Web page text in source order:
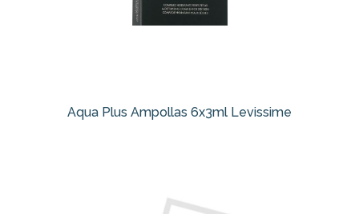
Aqua Plus Ampollas 6x3ml Levissime